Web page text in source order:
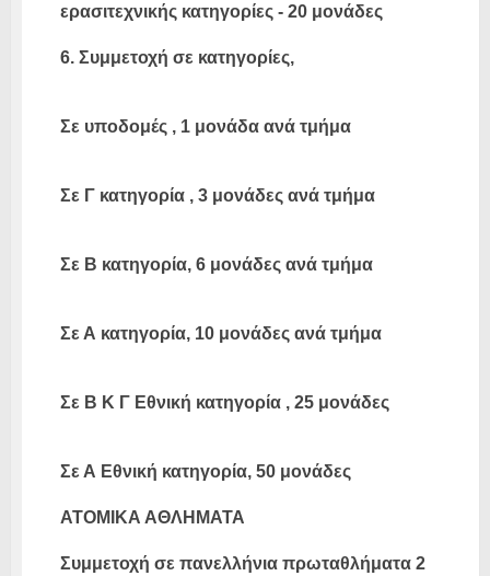
ερασιτεχνικής κατηγορίες - 20 μονάδες
6. Συμμετοχή σε κατηγορίες,
Σε υποδομές , 1 μονάδα ανά τμήμα
Σε Γ κατηγορία , 3 μονάδες ανά τμήμα
Σε Β κατηγορία, 6 μονάδες ανά τμήμα
Σε Α κατηγορία, 10 μονάδες ανά τμήμα
Σε Β Κ Γ Εθνική κατηγορία , 25 μονάδες
Σε Α Εθνική κατηγορία, 50 μονάδες
ΑΤΟΜΙΚΑ ΑΘΛΗΜΑΤΑ
Συμμετοχή σε πανελλήνια πρωταθλήματα 2